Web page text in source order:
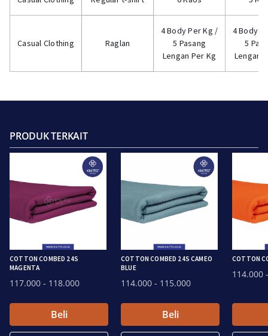
Casual Clothing Raglan
4 Body Per Kg /
5 Pasang
Lengan Per Kg
4 Body
5
Lengan
PRODUK TERKAIT
COTTON COMBED 24S
MAGENTA
117.000 - 118.000
Beli
COTTON COMBED 24S CAMEO
BLUE
114.000 - 115.000
Beli
COTTON
114.000